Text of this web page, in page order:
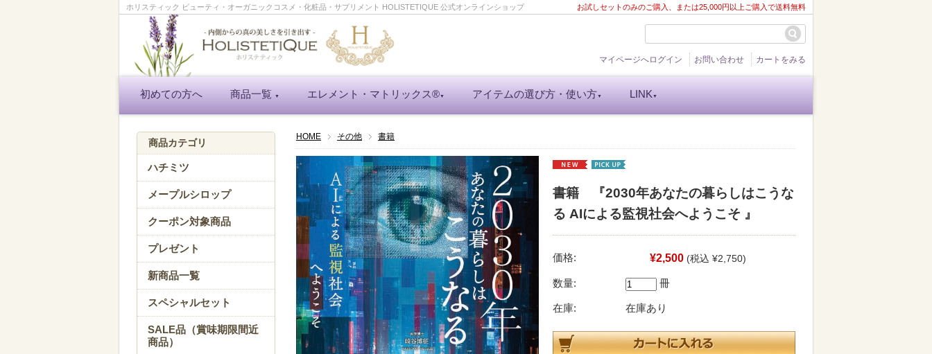
ホリスティック ビューティ・オーガニックコスメ・化粧品・サプリメント HOLISTETIQUE 公式オンラインショップ お試しセットのみのご購入、または25,000円以上ご購入で送料無料
マイページへログイン お問い合わせ カートをみる
初めての方へ 商品一覧 ▼ エレメント・マトリックス®▼ アイテムの選び方・使い方▼ LINK ▼
HOME その他 書籍
書籍 『2030年あなたの暮らしはこうな
る AIによる監視社会へようこそ 』
価格: ¥2,500 (税込 ¥2,750)
数量: 冊
在庫: 在庫あり
商品カテゴリ
ハチミツ
メープルシロップ
クーポン対象商品
プレゼント
新商品一覧
スペシャルセット
SALE品（賞味期限間近
商品）